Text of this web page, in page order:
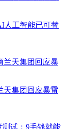
人工智能已可替
天集团回应暴雷